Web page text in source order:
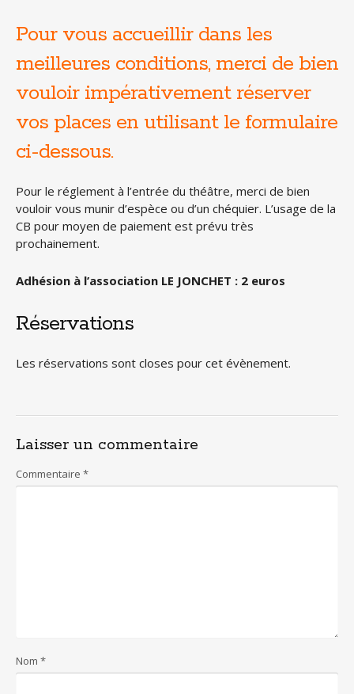
Pour vous accueillir dans les
meilleures conditions, merci de bien
vouloir impérativement réserver
vos places en utilisant le formulaire
ci-dessous.
Pour le réglement à l’entrée du théâtre, merci de bien
vouloir vous munir d’espèce ou d’un chéquier. L’usage de la
CB pour moyen de paiement est prévu très
prochainement.
Adhésion à l’association LE JONCHET : 2 euros
Réservations
Les réservations sont closes pour cet évènement.
Laisser un commentaire
Commentaire *
Nom *